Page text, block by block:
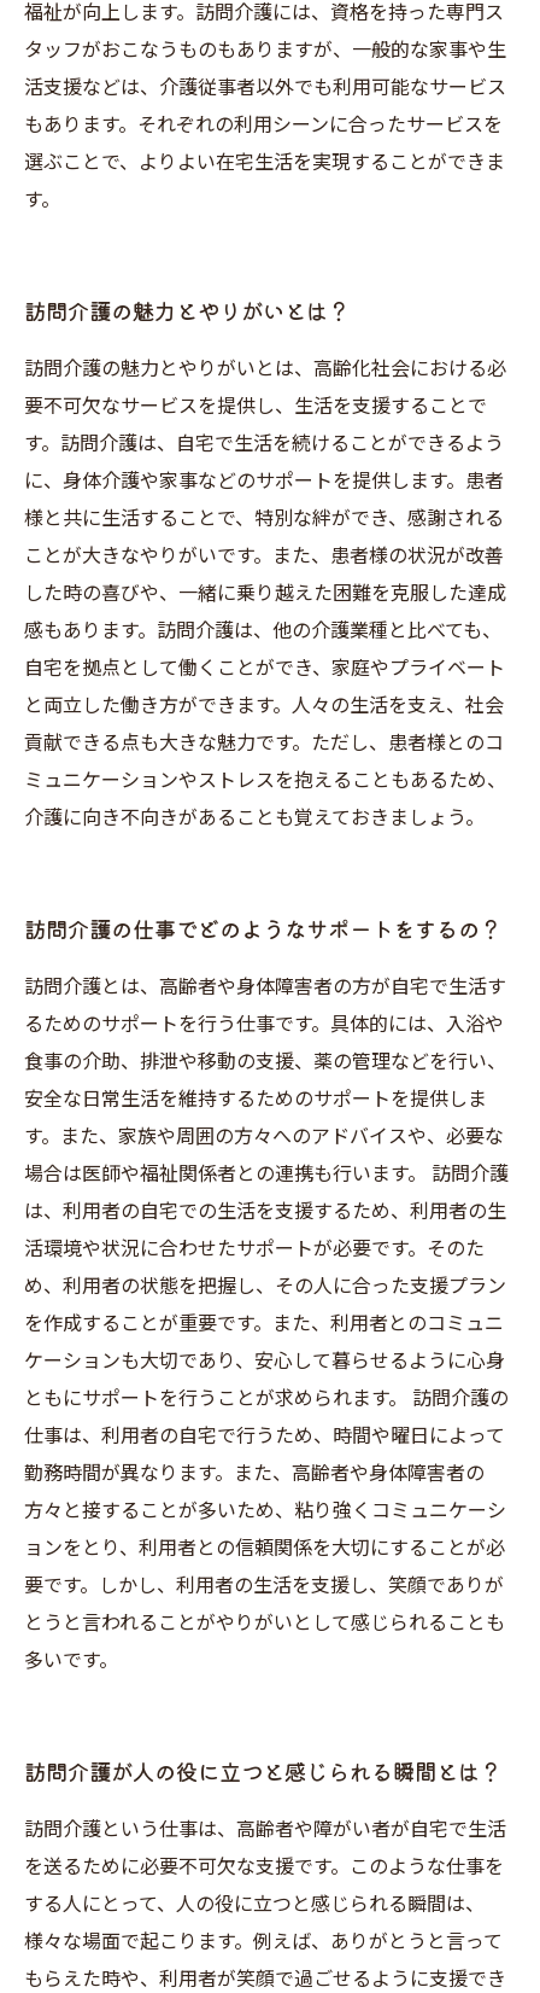
福祉が向上します。訪問介護には、資格を持った専門ス
タッフがおこなうものもありますが、一般的な家事や生
活支援などは、介護従事者以外でも利用可能なサービス
もあります。それぞれの利用シーンに合ったサービスを
選ぶことで、よりよい在宅生活を実現することができま
す。
訪問介護の魅力とやりがいとは？
訪問介護の魅力とやりがいとは、高齢化社会における必
要不可欠なサービスを提供し、生活を支援することで
す。訪問介護は、自宅で生活を続けることができるよう
に、身体介護や家事などのサポートを提供します。患者
様と共に生活することで、特別な絆ができ、感謝される
ことが大きなやりがいです。また、患者様の状況が改善
した時の喜びや、一緒に乗り越えた困難を克服した達成
感もあります。訪問介護は、他の介護業種と比べても、
自宅を拠点として働くことができ、家庭やプライベート
と両立した働き方ができます。人々の生活を支え、社会
貢献できる点も大きな魅力です。ただし、患者様とのコ
ミュニケーションやストレスを抱えることもあるため、
介護に向き不向きがあることも覚えておきましょう。
訪問介護の仕事でどのようなサポートをするの？
訪問介護とは、高齢者や身体障害者の方が自宅で生活す
るためのサポートを行う仕事です。具体的には、入浴や
食事の介助、排泄や移動の支援、薬の管理などを行い、
安全な日常生活を維持するためのサポートを提供しま
す。また、家族や周囲の方々へのアドバイスや、必要な
場合は医師や福祉関係者との連携も行います。 訪問介護
は、利用者の自宅での生活を支援するため、利用者の生
活環境や状況に合わせたサポートが必要です。そのた
め、利用者の状態を把握し、その人に合った支援プラン
を作成することが重要です。また、利用者とのコミュニ
ケーションも大切であり、安心して暮らせるように心身
ともにサポートを行うことが求められます。 訪問介護の
仕事は、利用者の自宅で行うため、時間や曜日によって
勤務時間が異なります。また、高齢者や身体障害者の
方々と接することが多いため、粘り強くコミュニケーシ
ョンをとり、利用者との信頼関係を大切にすることが必
要です。しかし、利用者の生活を支援し、笑顔でありが
とうと言われることがやりがいとして感じられることも
多いです。
訪問介護が人の役に立つと感じられる瞬間とは？
訪問介護という仕事は、高齢者や障がい者が自宅で生活
を送るために必要不可欠な支援です。このような仕事を
する人にとって、人の役に立つと感じられる瞬間は、
様々な場面で起こります。例えば、ありがとうと言って
もらえた時や、利用者が笑顔で過ごせるように支援でき